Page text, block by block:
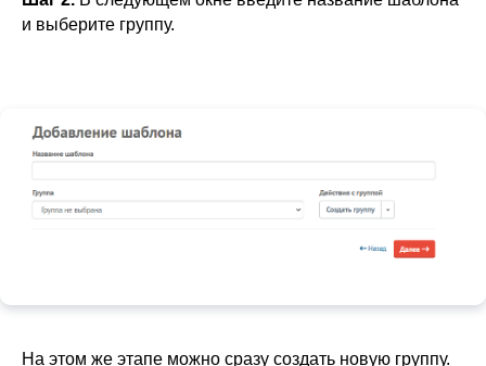
и выберите группу.
На этом же этапе можно сразу создать новую группу.